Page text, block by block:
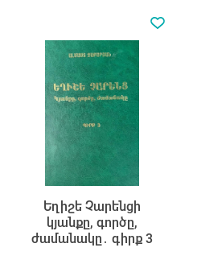
Եղիշե Չարենցի
կյանքը, գործը,
ժամանակը․ գիրք 3